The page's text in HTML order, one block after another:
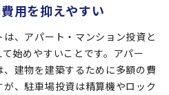
用を抑えやすい
、アパート・マンション投資と
始めやすいことです。アパー
建物を建築するために多額の費
、駐車場投資は精算機やロック